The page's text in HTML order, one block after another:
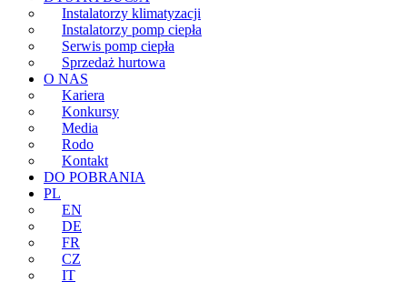
Instalatorzy klimatyzacji
Instalatorzy pomp ciepła
Serwis pomp ciepła
Sprzedaż hurtowa
O NAS
Kariera
Konkursy
Media
Rodo
Kontakt
DO POBRANIA
PL
EN
DE
FR
CZ
IT